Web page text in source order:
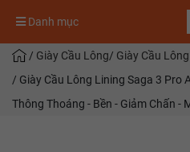
Danh mục
/ Giày Cầu Lông/ Giày Cầu
/ Giày Cầu Lông Lining Saga 3 Pro
Thông Thoáng - Bền - Giảm Chấn -